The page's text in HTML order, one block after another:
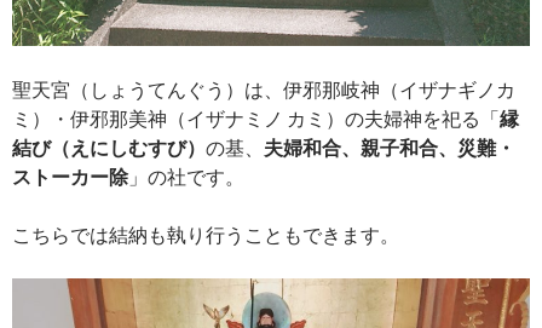
聖天宮（しょうてんぐう）は、伊邪那岐神（イザナギノカ
ミ）・伊邪那美神（イザナミノ カミ）の夫婦神を祀る「縁
結び（えにしむすび） の基、 夫婦和合、親子和合、災難・
ストーカー除」の社です。
こちらでは結納も執り行うこともできます。